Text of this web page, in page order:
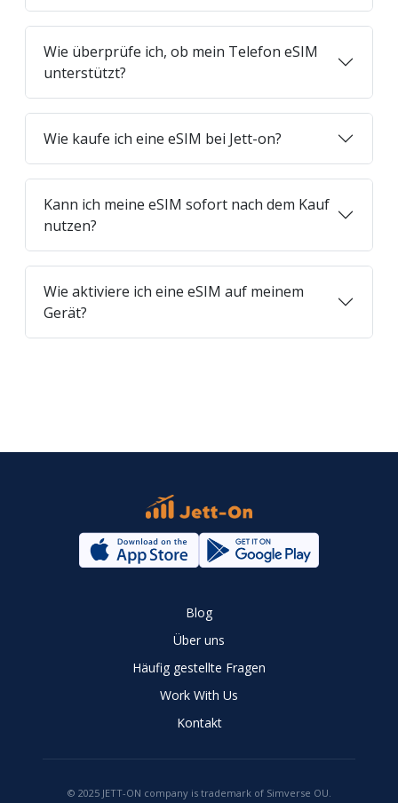
Wie überprüfe ich, ob mein Telefon eSIM
unterstützt?
Wie kaufe ich eine eSIM bei Jett-on?
Kann ich meine eSIM sofort nach dem Kauf
nutzen?
Wie aktiviere ich eine eSIM auf meinem
Gerät?
Blog
Über uns
Häufig gestellte Fragen
Work With Us
Kontakt
© 2025 JETT-ON company is trademark of Simverse OU.